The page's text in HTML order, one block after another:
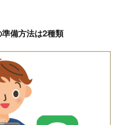
備方法は2種類